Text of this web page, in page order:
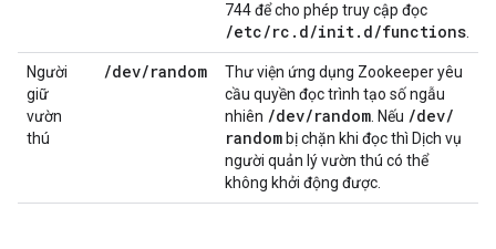
744 để cho phép truy cập đọc
/etc/rc.d/init.d/functions
Người
giữ
vườn
thú
/dev/random
Thư viện ứng dụng Zookeeper yêu
cầu quyền đọc trình tạo số ngẫu
nhiên /dev/random . Nếu /dev/
random bị chặn khi đọc thì Dịch vụ
người quản lý vườn thú có thể
không khởi động được.